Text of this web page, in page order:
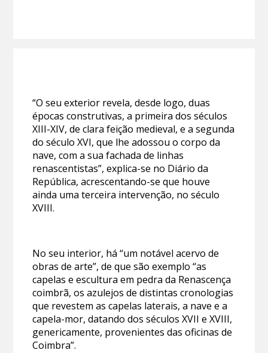
“O seu exterior revela, desde logo, duas
épocas construtivas, a primeira dos séculos
XIII-XIV, de clara feição medieval, e a segunda
do século XVI, que lhe adossou o corpo da
nave, com a sua fachada de linhas
renascentistas”, explica-se no Diário da
República, acrescentando-se que houve
ainda uma terceira intervenção, no século
XVIII.
No seu interior, há “um notável acervo de
obras de arte”, de que são exemplo “as
capelas e escultura em pedra da Renascença
coimbrã, os azulejos de distintas cronologias
que revestem as capelas laterais, a nave e a
capela-mor, datando dos séculos XVII e XVIII,
genericamente, provenientes das oficinas de
Coimbra”.